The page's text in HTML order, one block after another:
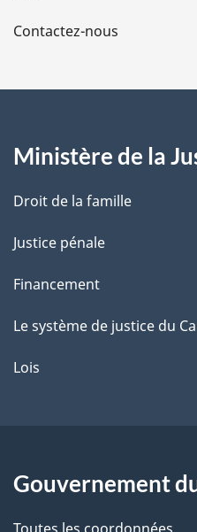
a
e
Contactez-nous
Ministère de la
Droit de la famille
Justice pénale
Financement
Le système de justice du
Lois
Gouvernement